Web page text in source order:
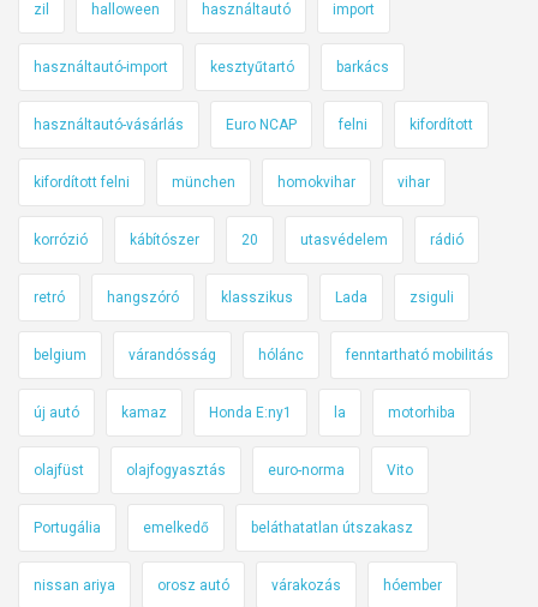
zil halloween használtautó import
használtautó-import kesztyűtartó barkács
használtautó-vásárlás Euro NCAP felni kifordított
kifordított felni münchen homokvihar vihar
korrózió kábítószer 20 utasvédelem rádió
retró hangszóró klasszikus Lada zsiguli
belgium várandósság hólánc fenntartható mobilitás
új autó kamaz Honda E:ny1 la motorhiba
olajfüst olajfogyasztás euro-norma Vito
Portugália emelkedő beláthatatlan útszakasz
nissan ariya orosz autó várakozás hóember